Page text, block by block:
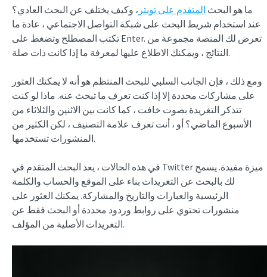
ما هو البحث المتقدم على تويتر ، وكيف يختلف عن البحث العادي؟
عند استخدام شريط البحث على شبكة التواصل الاجتماعي ، عادة ما
تكتب المصطلح وتضغط على Enter. تعرض لك المنصة مجموعة من
النتائج ، ويمكنك الاطلاع عليها لمعرفة ما إذا كانت ذات صلة.
ومع ذلك ، فإن الجانب السلبي للبحث المنتظم هو أنه لا يمكنك العثور
على مشاركات محددة إلا إذا كنت تعرف ما تبحث عنه. ماذا لو كنت
تتذكر التغريدة بصوت خافت ، كما كانت بين الاثنين والثلاثاء من
الأسبوع الماضي؟ أو ، أنت تعرف علامة التصنيف ، لكن الكثير من
المنشورات تستخدمها.
في هذه الحالات ، يعد البحث المتقدم في Twitter ميزة مفيدة. يسمح
لك بالبحث عن التغريدات بناء على الموقع والحساب والكلمة
الرئيسية والعبارات والتاريخ والمشاركة. يمكنك العثور على
منشورات تحتوي على روابط وردود محددة أو البحث فقط عن
التغريدات الأصلية من المؤلف.